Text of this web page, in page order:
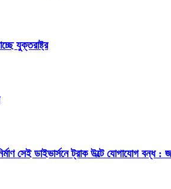
যুক্তরাষ্ট্র
সেই ডাইভার্সনে ট্রাক উল্টে যোগাযোগ বন্ধ :